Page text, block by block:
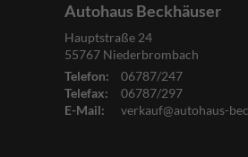
Autohaus Beckhäuser
Hauptstraße 24
55767 Niederbrombach
Telefon:
06787/247
Telefax:
06787/297
E-Mail:
verkauf@autohaus-